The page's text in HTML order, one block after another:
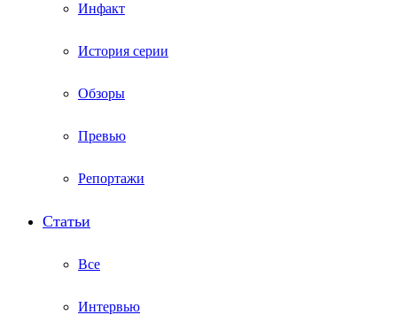
Инфакт
История серии
Обзоры
Превью
Репортажи
Статьи
Все
Интервью